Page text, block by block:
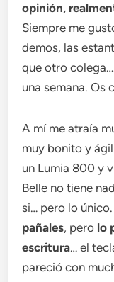
opinión,
Siempre me
demos, las
que otro
una semana. Os
A mí me atraía
muy bonito y
un Lumia 800 y
Belle no tiene
si… pero lo único.
pañales, pero lo
escritura… el
pareció con